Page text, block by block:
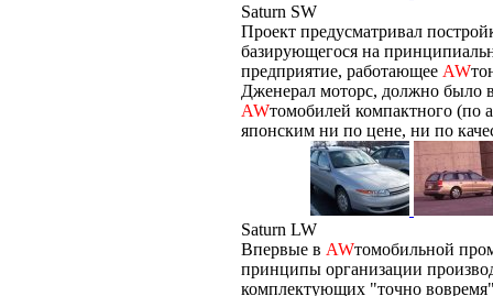
Saturn SW
Проект предусматривал
базирующегося на
предприятие, работающее AW
Дженерал моторс, должно было
AWтомобилей компактного (по
японским ни по цене, ни по
Saturn LW
Впервые в AWтомобильной
принципы организации
комплектующих "точно